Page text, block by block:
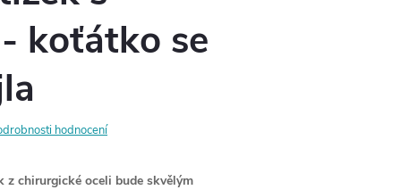
koťátko se
hodnocení
z chirurgické oceli bude skvělým